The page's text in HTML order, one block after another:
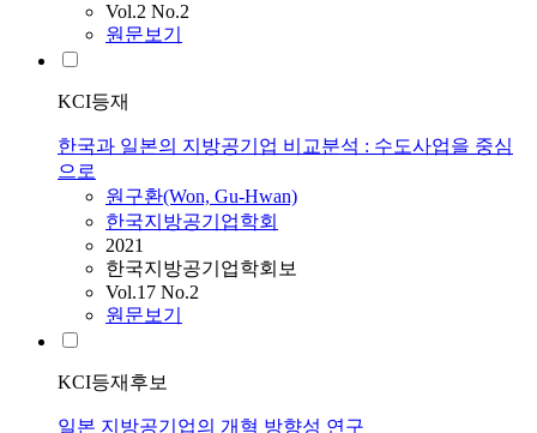
Vol.2 No.2
원문보기
KCI등재
한국과 일본의 지방공기업 비교분석 : 수도사업을 중심
으로
원구환(Won, Gu-Hwan)
한국지방공기업학회
2021
한국지방공기업학회보
Vol.17 No.2
원문보기
KCI등재후보
일본 지방공기업의 개혁 방향성 연구